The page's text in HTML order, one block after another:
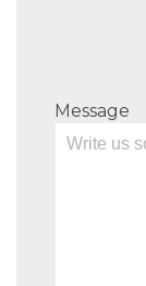
Message